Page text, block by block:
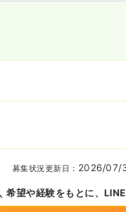
募集状況更新日： 2026/07/
希望や経験をもとに、